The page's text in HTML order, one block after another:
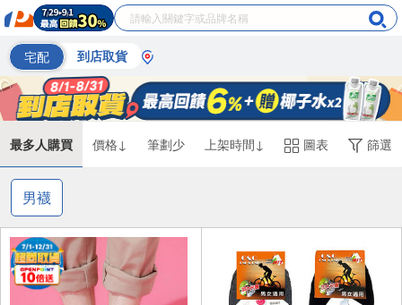
宅配 到店取貨
最多人購買 價格↓ 筆劃少 上架時間↓ 圖表 篩選
男襪